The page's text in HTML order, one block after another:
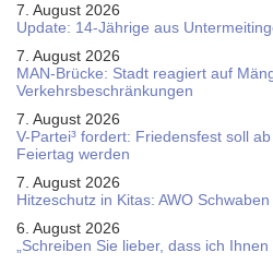
7. August 2026
Update: 14-Jährige aus
7. August 2026
MAN-Brücke: Stadt reagiert auf
Verkehrsbeschränkungen
7. August 2026
V-Partei­³ fordert: Friedens­fest soll
Feier­tag werden
7. August 2026
Hitzeschutz in Kitas: AWO
6. August 2026
„Schreiben Sie lieber, dass ich